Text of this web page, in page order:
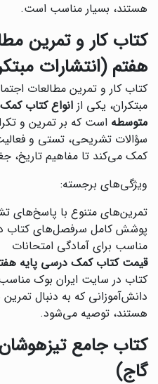
هستند، بسیار مناسب است.
کتاب کار و تمرین
هفتم (انتشارات
کتاب کار و تمرین مطالعات
مبتکران، یکی از انواع کتاب
متوسطه است که بر تمرین و
سؤالات تشریحی، تستی و
کمک می‌کند تا مفاهیم تاریخ،
ویژگی‌های برجسته:
تمرین‌های متنوع با پاسخ‌های
پوشش کامل سرفصل‌های کتاب
مناسب برای آمادگی امتحانات
قیمت کتاب کمک درسی پایه
کتاب در سایت ایران بوک
دانش‌آموزانی که به دنبال
هستند، توصیه می‌شود.
کتاب جامع
گاج)